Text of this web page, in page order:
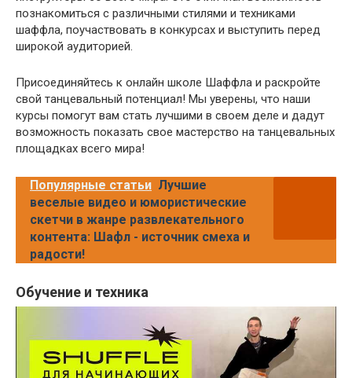
познакомиться с различными стилями и техниками
шаффла, поучаствовать в конкурсах и выступить перед
широкой аудиторией.
Присоединяйтесь к онлайн школе Шаффла и раскройте
свой танцевальный потенциал! Мы уверены, что наши
курсы помогут вам стать лучшими в своем деле и дадут
возможность показать свое мастерство на танцевальных
площадках всего мира!
Популярные статьи Лучшие
веселые видео и юмористические
скетчи в жанре развлекательного
контента: Шафл - источник смеха и
радости!
Обучение и техника